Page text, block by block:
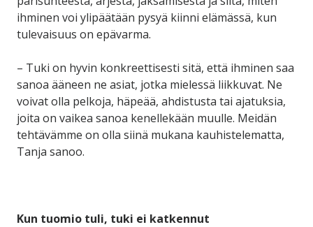
ihminen voi ylipäätään pysyä kiinni elämässä, kun
tulevaisuus on epävarma.
– Tuki on hyvin konkreettisesti sitä, että ihminen saa
sanoa ääneen ne asiat, jotka mielessä liikkuvat. Ne
voivat olla pelkoja, häpeää, ahdistusta tai ajatuksia,
joita on vaikea sanoa kenellekään muulle. Meidän
tehtävämme on olla siinä mukana kauhistelematta,
Tanja sanoo.
Kun tuomio tuli, tuki ei katkennut